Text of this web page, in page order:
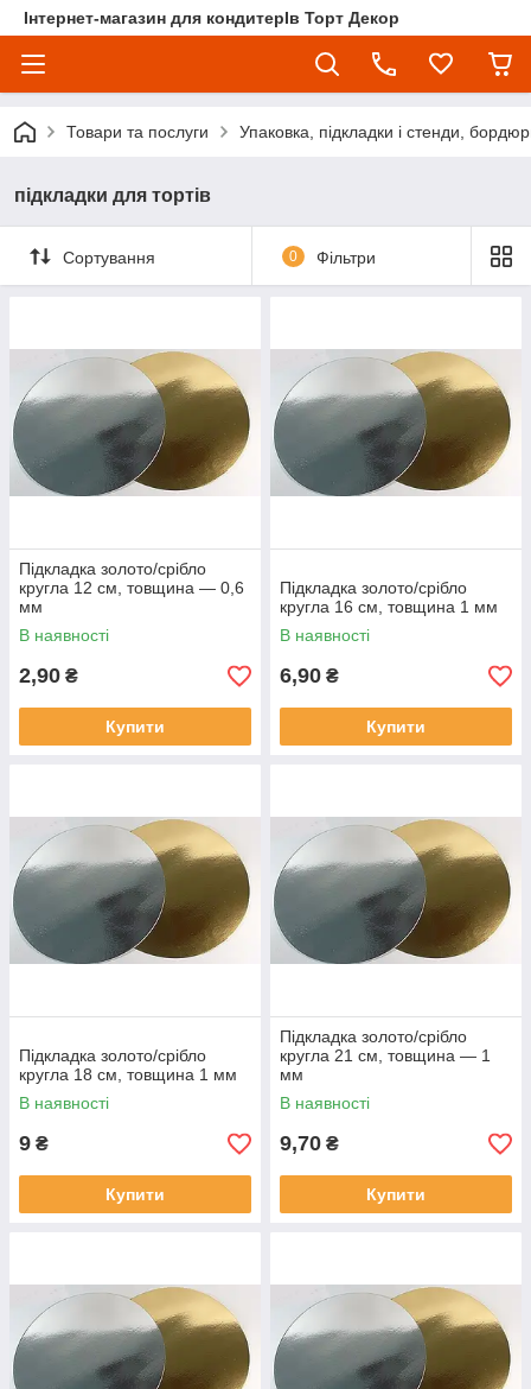
Інтернет-магазин для кондитерІв Торт Декор
Товари та послуги Упаковка, підкладки і стенди,
підкладки для тортів
Сортування 0 Фільтри
Підкладка золото/срібло
кругла 12 см, товщина — 0,6
мм
В наявності
2,90 ₴
Купити
Підкладка золото/срібло
кругла 16 см, товщина 1 мм
В наявності
6,90 ₴
Купити
Підкладка золото/срібло
кругла 18 см, товщина 1 мм
В наявності
9 ₴
Купити
Підкладка золото/срібло
кругла 21 см, товщина — 1
мм
В наявності
9,70 ₴
Купити